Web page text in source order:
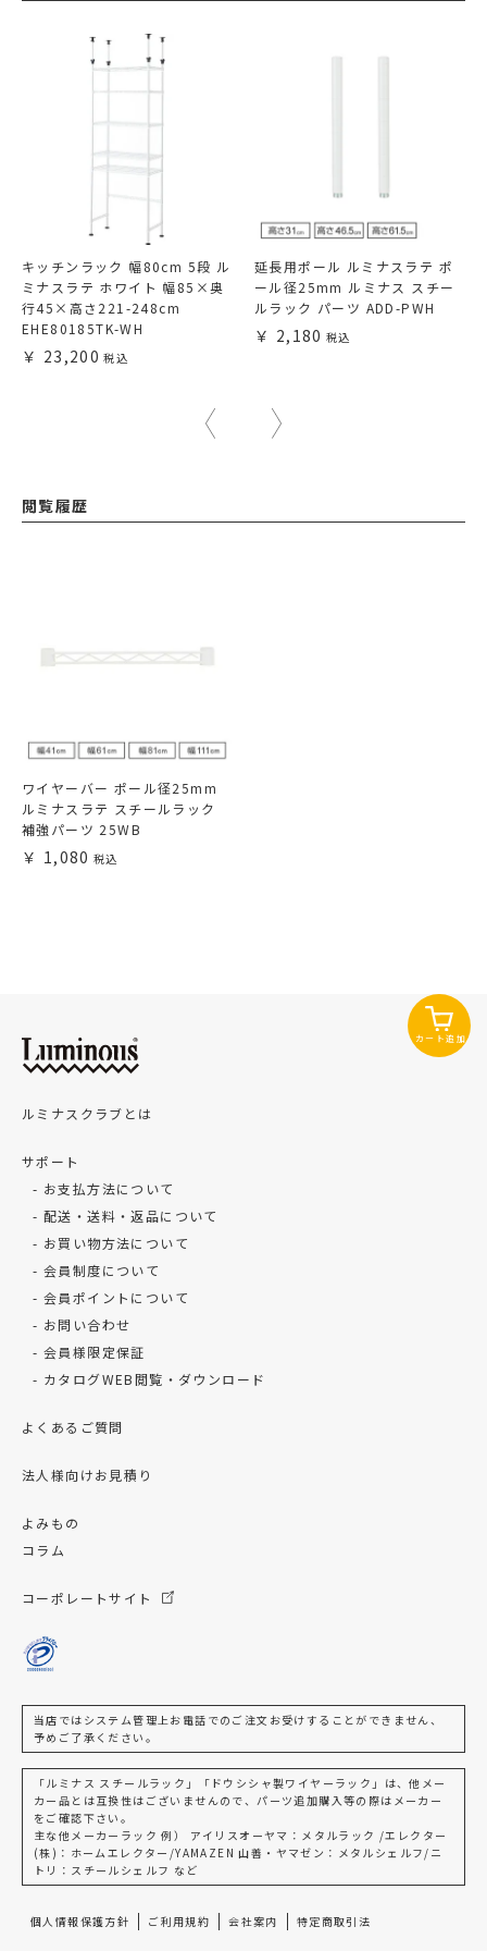
キッチンラック 幅80cm 5段 ル
ミナスラテ ホワイト 幅85×奥
行45×高さ221-248cm
EHE80185TK-WH
23,200
延長用ポール ルミナスラテ ポ
ール径25mm ルミナス スチー
ルラック パーツ ADD-PWH
2,180
閲覧履歴
ワイヤーバー ポール径25mm
ルミナスラテ スチールラック
補強パーツ 25WB
1,080
カート追加
ルミナスクラブとは
サポート
お支払方法について
配送・送料・返品について
お買い物方法について
会員制度について
会員ポイントについて
お問い合わせ
会員様限定保証
カタログWEB閲覧・ダウンロード
よくあるご質問
法人様向けお見積り
よみもの
コラム
コーポレートサイト
当店ではシステム管理上お電話でのご注文お受けすることができません、
予めご了承ください。
「ルミナス スチールラック」「ドウシシャ製ワイヤーラック」は、他メー
カー品とは互換性はございませんので、パーツ追加購入等の際はメーカー
をご確認下さい。
主な他メーカーラック 例） アイリスオーヤマ：メタルラック /エレクター
(株)：ホームエレクター/YAMAZEN 山善・ヤマゼン：メタルシェルフ/ニ
トリ：スチールシェルフ など
個人情報保護方針 ご利用規約 会社案内 特定商取引法